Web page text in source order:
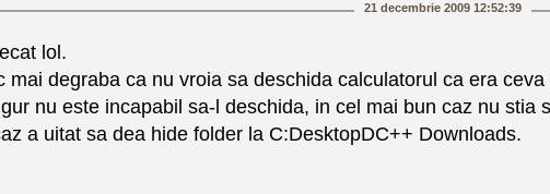
21 decembrie 2009 12:52:39
lol.
mai degraba ca nu vroia sa deschida calculatorul ca era
nu este incapabil sa-l deschida, in cel mai bun caz nu
a uitat sa dea hide folder la C:DesktopDC++ Downloads.